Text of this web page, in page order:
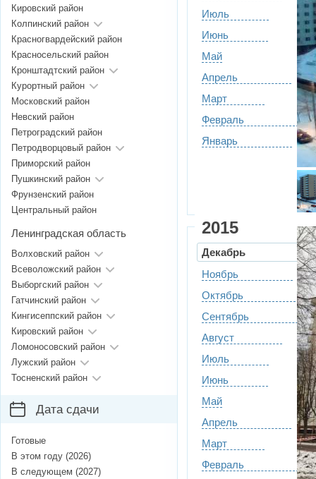
Июль
Июнь
Май
Апрель
Март
Февраль
Январь
2015
Декабрь
Ноябрь
Октябрь
Сентябрь
Август
Июль
Июнь
Май
Апрель
Март
Февраль
Кировский район
Колпинский район
Красногвардейский район
Красносельский район
Кронштадтский район
Курортный район
Московский район
Невский район
Петроградский район
Петродворцовый район
Приморский район
Пушкинский район
Фрунзенский район
Центральный район
Ленинградская область
Волховский район
Всеволожский район
Выборгский район
Гатчинский район
Кингисеппский район
Кировский район
Ломоносовский район
Лужский район
Тосненский район
Дата сдачи
Готовые
В этом году (2026)
В следующем (2027)